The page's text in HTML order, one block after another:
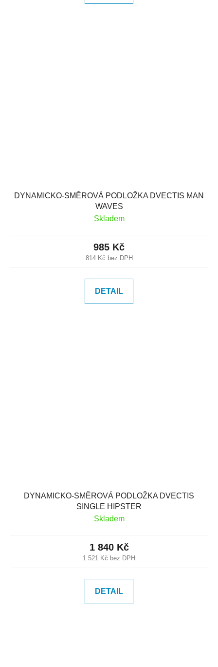
DYNAMICKO-SMĚROVÁ PODLOŽKA DVECTIS MAN
WAVES
Skladem
814 Kč bez DPH
985 Kč
DETAIL
DYNAMICKO-SMĚROVÁ PODLOŽKA DVECTIS
SINGLE HIPSTER
Skladem
1 521 Kč bez DPH
1 840 Kč
DETAIL